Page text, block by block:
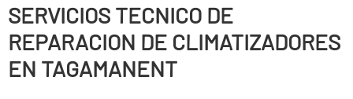
SERVICIOS TECNICO DE
REPARACION DE CLIMATIZADORES
EN TAGAMANENT